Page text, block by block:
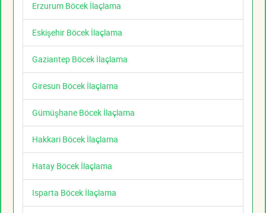
Erzurum Böcek İlaçlama
Eskişehir Böcek İlaçlama
Gaziantep Böcek İlaçlama
Giresun Böcek İlaçlama
Gümüşhane Böcek İlaçlama
Hakkari Böcek İlaçlama
Hatay Böcek İlaçlama
Isparta Böcek İlaçlama